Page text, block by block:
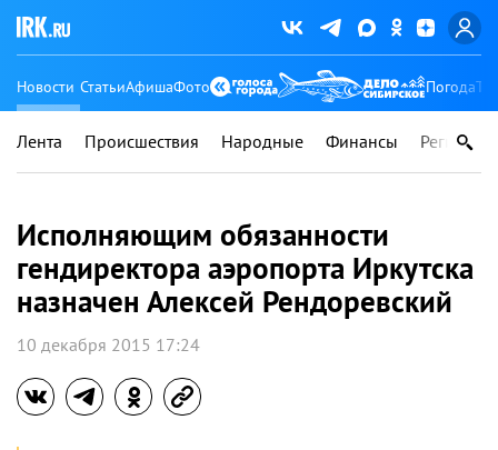
Новости СтатьиАфишаФото Погода
Лента Происшествия Народные Финансы Регионы
Исполняющим обязанности
гендиректора аэропорта Иркутска
назначен Алексей Рендоревский
10 декабря 2015 17:24